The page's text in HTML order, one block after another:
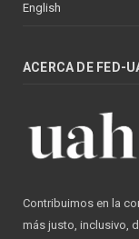
English
ACERCA DE FED-
Contribuimos en la
más justo, inclusivo,